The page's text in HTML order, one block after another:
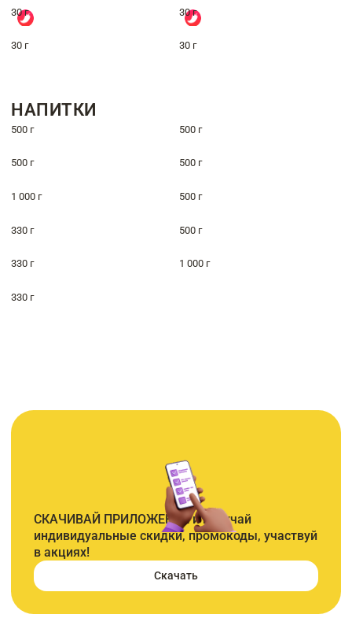
30 г 30 г
30 г 30 г
НАПИТКИ
500 г 500 г
500 г 500 г
1 000 г 500 г
330 г 500 г
330 г 1 000 г
330 г
СКАЧИВАЙ ПРИЛОЖЕНИЕ и получай
индивидуальные скидки, промокоды, участвуй
в акциях!
Скачать